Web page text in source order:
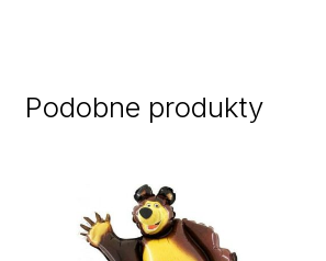
Podobne produkty